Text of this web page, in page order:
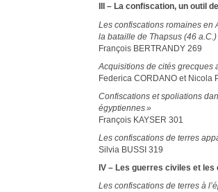
III – La confiscation, un outil
Les confiscations romaines en
la bataille de Thapsus (46 a.C.)
François BERTRANDY 269
Acquisitions de cités grecques
Federica CORDANO et Nicola
Confiscations et spoliations
égyptiennes »
François KAYSER 301
Les confiscations de terres
Silvia BUSSI 319
IV – Les guerres civiles et
Les confiscations de terres à